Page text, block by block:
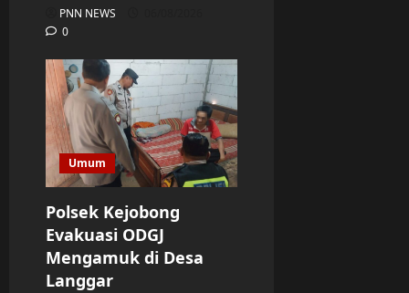
PNN NEWS
0
Umum
Polsek Kejobong
Evakuasi ODGJ
Mengamuk di Desa
Langgar